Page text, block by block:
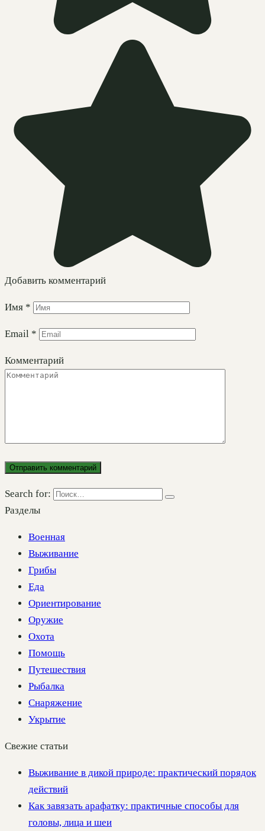
Добавить комментарий
Имя *
Email *
Комментарий
Search for:
Разделы
Военная
Выживание
Грибы
Еда
Ориентирование
Оружие
Охота
Помощь
Путешествия
Рыбалка
Снаряжение
Укрытие
Свежие статьи
Выживание в дикой природе: практический порядок
действий
Как завязать арафатку: практичные способы для
головы, лица и шеи